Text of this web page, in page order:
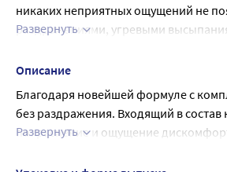
никаких неприятных ощущений не
раздражениями, угревыми
Развернуть
Описание
Благодаря новейшей формуле с
без раздражения. Входящий в
покраснение и ощущение
Развернуть